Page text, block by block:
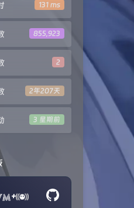
131 ms
855,923
2
2年207天
3 星期前
+